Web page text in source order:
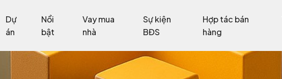
Dự
án
Nổi
bật
Vay mua
nhà
Sự kiện
BĐS
Hợp tác bán
hàng